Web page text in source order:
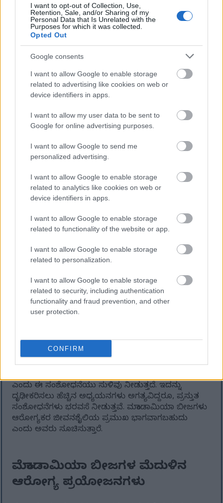
I want to opt-out of Collection, Use,
Retention, Sale, and/or Sharing of my
Personal Data that Is Unrelated with the
Purposes for which it was collected.
Opted Out
Google consents
I want to allow Google to enable storage
related to advertising like cookies on web or
device identifiers in apps.
I want to allow my user data to be sent to
Google for online advertising purposes.
I want to allow Google to send me
personalized advertising.
I want to allow Google to enable storage
related to analytics like cookies on web or
device identifiers in apps.
I want to allow Google to enable storage
related to functionality of the website or app.
I want to allow Google to enable storage
related to personalization.
I want to allow Google to enable storage
related to security, including authentication
functionality and fraud prevention, and other
user protection.
CONFIRM
ಉರಿಯೂತವನ್ನು ಕಡಿಮೆ ಮಾಡಬಹುದು. ಇದು ಜೀರ್ಣಕಾರಿ
ಸಮಸ್ಯೆಗಳನ್ನು ತಡೆಗಟ್ಟಲು ಮತ್ತು ನಿಮ್ಮ ಕರುಳನ್ನು
ಸಮತೋಲನದಲ್ಲಿಡಲು ಸಹಾಯ ಮಾಡುತ್ತದೆ.
ಆರೋಗ್ಯಕ್ಕೆ ನಿಜವಾಗಿಯೂ ಸಹಾಯ ಮಾಡುತ್ತದೆ. ಅವು
ರುಚಿಕರವಾಗಿರುತ್ತವೆ ಮತ್ತು ನಿಮ್ಮ ದೇಹಕ್ಕೆ ಪ್ರಮುಖ
ಪೋಷಕಾಂಶಗಳನ್ನು ನೀಡುತ್ತವೆ. ಈ ಪೋಷಕಾಂಶಗಳು ನಿಮ್ಮ
ದೇಹವು ಸರಿಯಾಗಿ ಕೆಲಸ ಮಾಡಲು ಸಹಾಯ ಮಾಡುತ್ತದೆ.
ಸಂಭಾವ್ಯ ಕ್ಯಾನ್ಸರ್-ಹೋರಾಟದ
ಗುಣಲಕ್ಷಣಗಳು
ಕ್ಯಾನ್ಸರ್ ವಿರುದ್ಧ ಹೋರಾಡುವಲ್ಲಿ ಮಕಾಡಾಮಿಯಾ ಬೀಜಗಳು
ತಮ್ಮ ಸಂಭಾವ್ಯ ಪಾತ್ರಕ್ಕಾಗಿ ಗಮನ ಸೆಳೆಯುತ್ತಿವೆ. ಅವುಗಳು
ವಿಟಮಿನ್ ಇ ಯ ಒಂದು ರೀತಿಯ ಟೊಕೊಟ್ರಿಯೆನಾಲ್‌ಗಳನ್ನು
ನಿರೋಧಕ ಶಕ್ತಿಗಳಿಗೆ ಹೆಸರುವಾಸಿಯಾಗಿದ್ದು, ಇದು ಕ್ಯಾನ್ಸರ್‌ಗೆ
ಕಾರಣವಾಗುವ ಹಾನಿಯಿಂದ ಜೀವಕೋಶಗಳನ್ನು ರಕ್ಷಿಸುತ್ತದೆ.
ನಿಧಾನಗೊಳಿಸಬಹುದು ಎಂದು ಅಧ್ಯಯನಗಳು ಸೂಚಿಸುತ್ತವೆ.
ಹೊಂದಿದ್ದು, ಅವುಗಳನ್ನು ಆರೋಗ್ಯಕರ ತಿಂಡಿ ಆಯ್ಕೆಯನ್ನಾಗಿ
ಮಾಡುತ್ತದೆ. ಆಂಟಿಆಕ್ಸಿಡೆಂಟ್‌ಗಳು ದೇಹದಲ್ಲಿ ಕ್ಯಾನ್ಸರ್‌ಗೆ
ಕಾರಣವಾಗುವ ಸ್ವತಂತ್ರ ರಾಡಿಕಲ್‌ಗಳ ವಿರುದ್ಧ ಹೋರಾಡುತ್ತವೆ.
ಟೊಕೊಟ್ರಿಯೆನಾಲ್‌ಗಳು ಮತ್ತು ಫ್ಲೇವನಾಯ್ಡ್‌ಗಳು ಸೇರಿದಂತೆ
ಸಂಶೋಧನೆ ತೋರಿಸುತ್ತದೆ.
ಕ್ಯಾನ್ಸರ್ ತಡೆಗಟ್ಟುವತ್ತ ಗಮನಹರಿಸಿದ ಆಹಾರದಲ್ಲಿ
ಎಂದು ಈ ಸಂಶೋಧನೆಯು ಸುಳಿವು ನೀಡುತ್ತದೆ. ಇದನ್ನು
ದೃಢೀಕರಿಸಲು ಹೆಚ್ಚಿನ ಅಧ್ಯಯನಗಳು ಅಗತ್ಯವಿದ್ದರೂ, ಪ್ರಸ್ತುತ
ಸಂಶೋಧನೆಗಳು ಭರವಸೆ ನೀಡುತ್ತವೆ. ಮಕಾಡಾಮಿಯಾ ಬೀಜಗಳು
ಆರೋಗ್ಯಕರ ಜೀವನಶೈಲಿಯ ಪ್ರಮುಖ ಭಾಗವಾಗಬಹುದು
ಎಂದು ಅವರು ಸೂಚಿಸುತ್ತಾರೆ.
ಮೆಕಾಡಾಮಿಯಾ ಬೀಜಗಳ ಮೆದುಳಿನ
ಆರೋಗ್ಯ ಪ್ರಯೋಜನಗಳು